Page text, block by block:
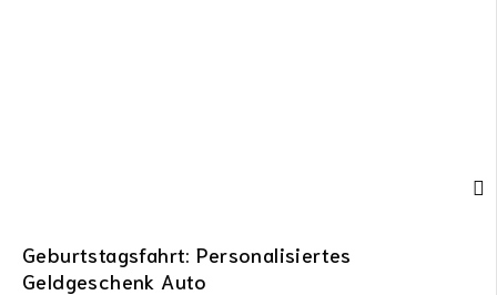
Geburtstagsfahrt: Personalisiertes
Geldgeschenk Auto